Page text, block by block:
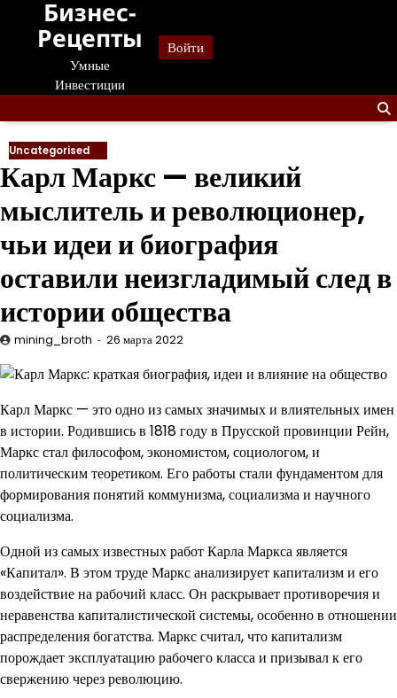
Перейти
содержанию
Бизнес-
Рецепты
Умные
Инвестиции
Войти
Uncategorised
Карл Маркс — великий
мыслитель и революционер,
чьи идеи и биография
оставили неизгладимый след в
истории общества
mining_broth 26 марта 2022
Карл Маркс — это одно из самых значимых и влиятельных имен
в истории. Родившись в 1818 году в Прусской провинции Рейн,
Маркс стал философом, экономистом, социологом, и
политическим теоретиком. Его работы стали фундаментом для
формирования понятий коммунизма, социализма и научного
социализма.
Одной из самых известных работ Карла Маркса является
«Капитал». В этом труде Маркс анализирует капитализм и его
воздействие на рабочий класс. Он раскрывает противоречия и
неравенства капиталистической системы, особенно в отношении
распределения богатства. Маркс считал, что капитализм
порождает эксплуатацию рабочего класса и призывал к его
свержению через революцию.